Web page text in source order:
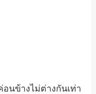
นข้างไม่ต่างกันเท่า